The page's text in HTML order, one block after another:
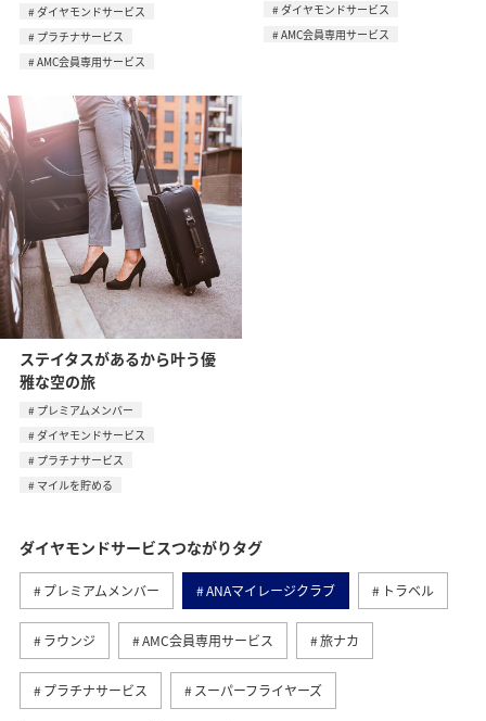
ダイヤモンドサービス
プラチナサービス
AMC会員専用サービス
ダイヤモンドサービス
AMC会員専用サービス
ステイタスがあるから叶う優
雅な空の旅
プレミアムメンバー
ダイヤモンドサービス
プラチナサービス
マイルを貯める
ダイヤモンドサービスつながりタグ
プレミアムメンバー ANAマイレージクラブ トラベル
ラウンジ AMC会員専用サービス 旅ナカ
プラチナサービス スーパーフライヤーズ